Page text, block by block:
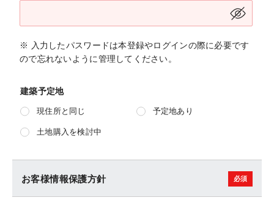
※ 入力したパスワードは本登録やログインの際に必要です
ので忘れないように管理してください。
建築予定地
現住所と同じ 予定地あり
土地購入を検討中
お客様情報保護方針